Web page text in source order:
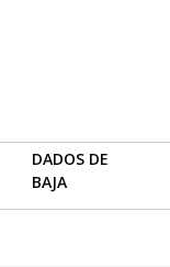
DADOS DE
BAJA